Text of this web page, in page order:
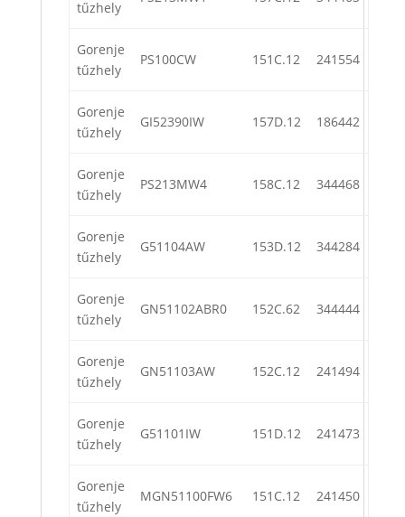
tűzhely
Gorenje
tűzhely
PS100CW 151C.12 241554
Gorenje
tűzhely
GI52390IW 157D.12 186442
Gorenje
tűzhely
PS213MW4 158C.12 344468
Gorenje
tűzhely
G51104AW 153D.12 344284
Gorenje
tűzhely
GN51102ABR0 152C.62 344444
Gorenje
tűzhely
GN51103AW 152C.12 241494
Gorenje
tűzhely
G51101IW 151D.12 241473
Gorenje
tűzhely
MGN51100FW6 151C.12 241450